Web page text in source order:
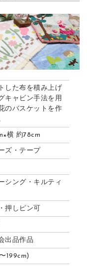
した布を積み上げ
キャビン手法を用
のバスケットを作
横 約78cm
ズ・テープ
シング・キルティ
押しピン可
出品作品
199cm)